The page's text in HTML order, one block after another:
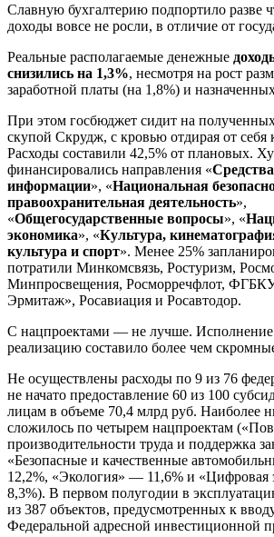
Славную бухгалтерию подпортило разве
доходы вовсе не росли, в отличие от
Реальные располагаемые денежные
снизились на 1,3%, несмотря на рост
заработной платы (на 1,8%) и
При этом госбюджет сидит на
скупой Скрудж, с кровью отдирая от себя
Расходы составили 42,5% от плановых.
финансировались направления «
информации», «Национальная
правоохранительная деятельность»,
«Общегосударственные вопросы», «
экономика», «Культура,
культура и спорт». Менее 25%
потратили Минкомсвязь, Ростуризм,
Минпросвещения, Росморречфлот,
Эрмитаж», Росавиация и Росавтодор.
С нацпроектами — не лучше. Исполнение
реализацию составило более чем
Не осуществлены расходы по 9 из 76
не начато предоставление 60 из 100
лицам в объеме 70,4 млрд руб. Наиболее
сложилось по четырем нацпроектам
производительности труда и поддержка
«Безопасные и качественные
12,2%, «Экология» — 11,6% и
8,3%). В первом полугодии в
из 387 объектов, предусмотренных к
Федеральной адресной инвестиционной